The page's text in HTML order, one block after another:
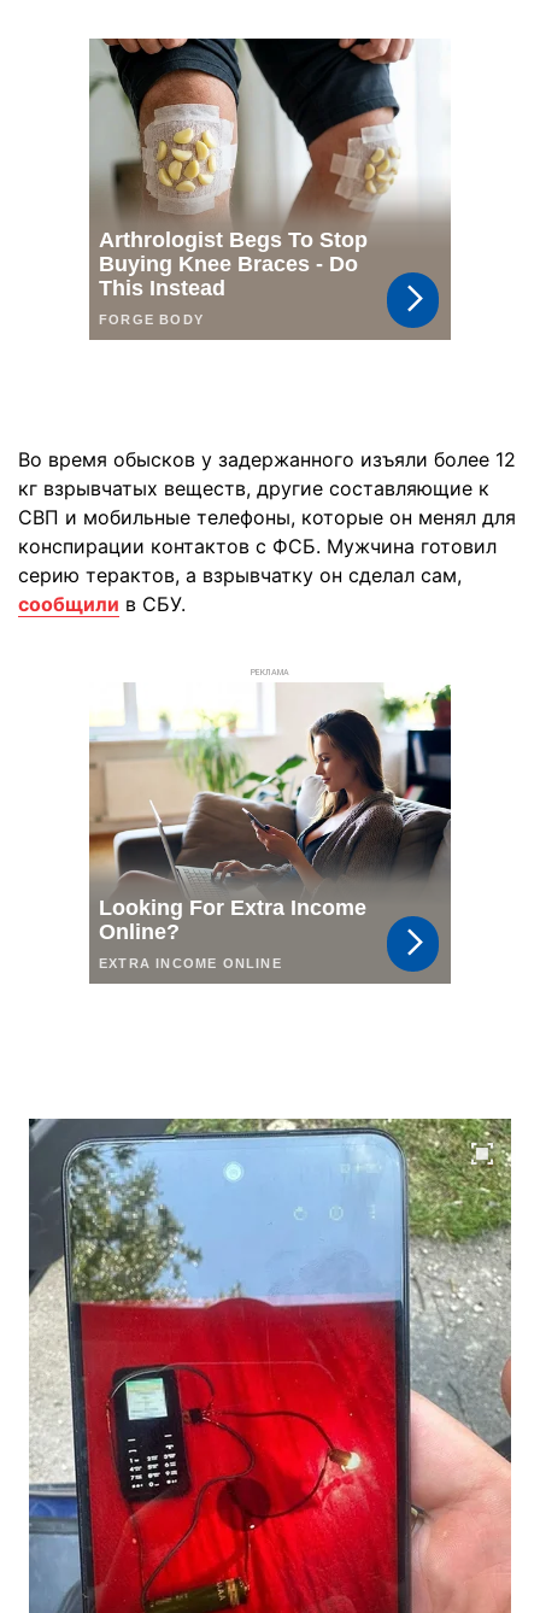
Во время обысков у задержанного изъяли более 12
кг взрывчатых веществ, другие составляющие к
СВП и мобильные телефоны, которые он менял для
конспирации контактов с ФСБ. Мужчина готовил
серию терактов, а взрывчатку он сделал сам,
сообщили в СБУ.
РЕКЛАМА